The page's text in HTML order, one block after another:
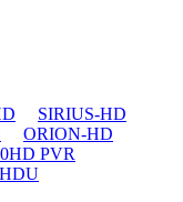
SIRIUS-HD
ORION-HD
PVR